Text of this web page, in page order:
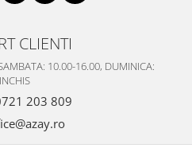
CLIENTI
10.00-16.00, DUMINICA:
INCHIS
203 809